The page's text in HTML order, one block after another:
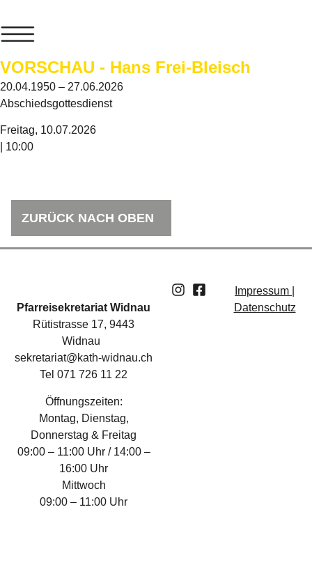
VORSCHAU - Hans Frei-Bleisch
20.04.1950 – 27.06.2026
Abschiedsgottesdienst
Freitag, 10.07.2026
| 10:00
ZURÜCK NACH OBEN
Pfarreisekretariat Widnau
Rütistrasse 17, 9443
Widnau
sekretariat@kath-widnau.ch
Tel 071 726 11 22
Öffnungszeiten:
Montag, Dienstag,
Donnerstag & Freitag
09:00 – 11:00 Uhr / 14:00 –
16:00 Uhr
Mittwoch
09:00 – 11:00 Uhr
Impressum |
Datenschutz